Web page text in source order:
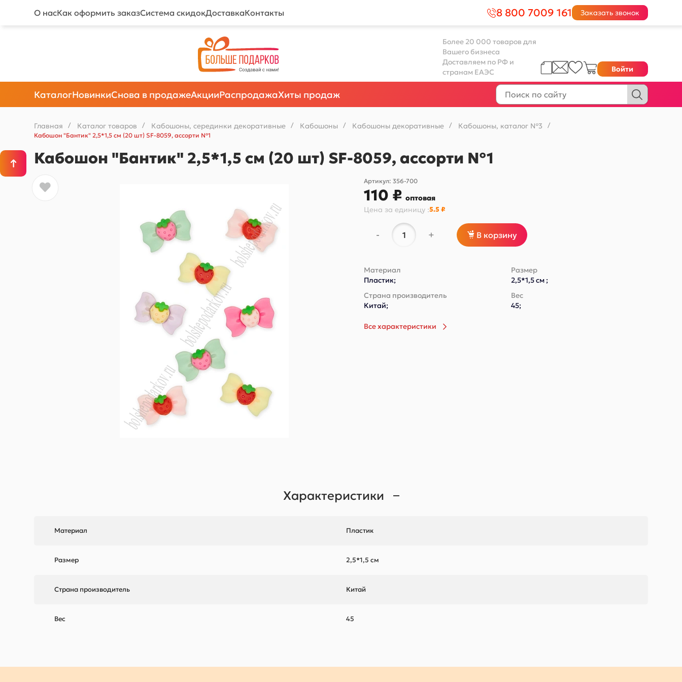
О насКак оформить заказСистема скидокДоставкаКонтакты 8 800 7009 161 Заказать звонок
Более 20 000 товаров для
Вашего бизнеса
Доставляем по РФ и
странам ЕАЭС
Войти
КаталогНовинкиСнова в продажеАкцииРаспродажаХиты продаж
Главная / Каталог товаров / Кабошоны, серединки декоративные / Кабошоны / Кабошоны декоративные / Кабошоны, каталог №3
/
Кабошон "Бантик" 2,5*1,5 см (20 шт) SF-8059, ассорти №1
Кабошон "Бантик" 2,5*1,5 см (20 шт) SF-8059, ассорти №1
Артикул:356-700
110 ₽оптовая
Цена заединицу :5.5 ₽
- + В корзину
Материал
Пластик;
Размер
2,5*1,5 см ;
Страна производитель
Китай;
Вес
45;
Все характеристики
Характеристики
Материал Пластик
Размер 2,5*1,5 см
Страна производитель Китай
Вес 45